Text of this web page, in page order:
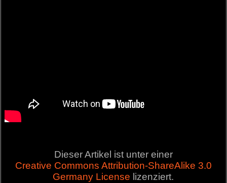
Dieser Artikel ist unter einer
Creative Commons Attribution-ShareAlike 3.0
Germany License lizenziert.